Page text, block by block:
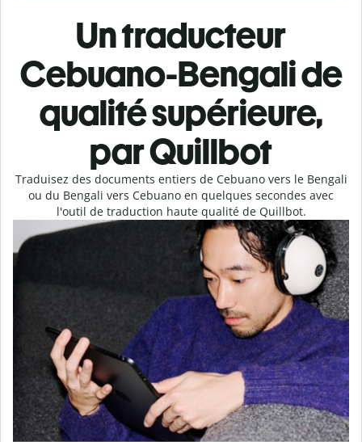
Un traducteur
Cebuano-Bengali de
qualité supérieure,
par Quillbot
Traduisez des documents entiers de Cebuano vers le Bengali
ou du Bengali vers Cebuano en quelques secondes avec
l'outil de traduction haute qualité de Quillbot.